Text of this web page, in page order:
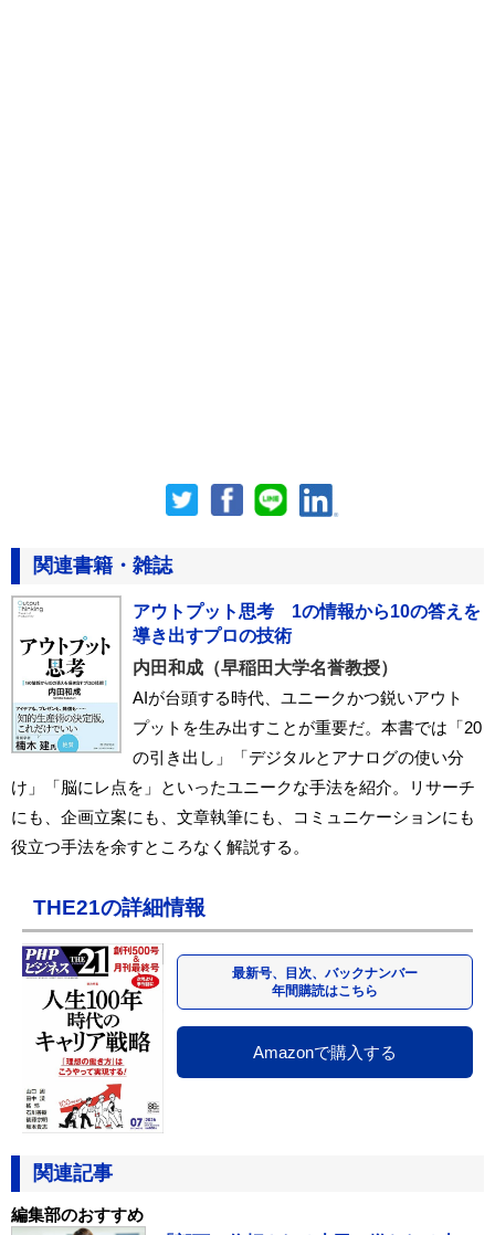
関連書籍・雑誌
アウトプット思考 1の情報から10の答えを
導き出すプロの技術
内田和成（早稲田大学名誉教授）
AIが台頭する時代、ユニークかつ鋭いアウト
プットを生み出すことが重要だ。本書では「20
の引き出し」「デジタルとアナログの使い分
け」「脳にレ点を」といったユニークな手法を紹介。リサーチ
にも、企画立案にも、文章執筆にも、コミュニケーションにも
役立つ手法を余すところなく解説する。
THE21の詳細情報
最新号、目次、バックナンバー
年間購読はこちら
Amazonで購入する
関連記事
編集部のおすすめ